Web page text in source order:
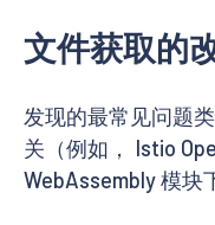
文件获取的
发现的最常见问题
关（例如， Istio
WebAssembly 模块